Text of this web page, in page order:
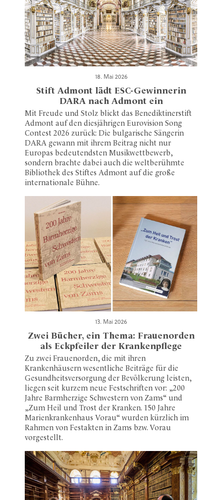
18. Mai 2026
Stift Admont lädt ESC-Gewinnerin
DARA nach Admont ein
Mit Freude und Stolz blickt das Benediktinerstift
Admont auf den diesjährigen Eurovision Song
Contest 2026 zurück: Die bulgarische Sängerin
DARA gewann mit ihrem Beitrag nicht nur
Europas bedeutendsten Musikwettbewerb,
sondern brachte dabei auch die weltberühmte
Bibliothek des Stiftes Admont auf die große
internationale Bühne.
13. Mai 2026
Zwei Bücher, ein Thema: Frauenorden
als Eckpfeiler der Krankenpflege
Zu zwei Frauenorden, die mit ihren
Krankenhäusern wesentliche Beiträge für die
Gesundheitsversorgung der Bevölkerung leisten,
liegen seit kurzem neue Festschriften vor: „200
Jahre Barmherzige Schwestern von Zams“ und
„Zum Heil und Trost der Kranken. 150 Jahre
Marienkrankenhaus Vorau“ wurden kürzlich im
Rahmen von Festakten in Zams bzw. Vorau
vorgestellt.